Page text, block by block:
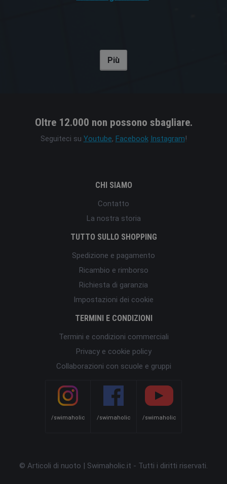
Più
Oltre 12.000 non possono sbagliare.
Seguiteci su Youtube, Facebook Instagram!
CHI SIAMO
Contatto
La nostra storia
TUTTO SULLO SHOPPING
Spedizione e pagamento
Ricambio e rimborso
Richiesta di garanzia
Impostazioni dei cookie
TERMINI E CONDIZIONI
Termini e condizioni commerciali
Privacy e cookie policy
Collaborazioni con scuole e gruppi
/swimaholic /swimaholic /swimaholic
© Articoli di nuoto | Swimaholic.it - Tutti i diritti riservati.